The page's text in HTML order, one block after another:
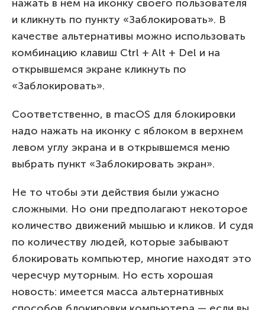
нажать в нем на иконку своего пользователя
и кликнуть по пункту «Заблокировать». В
качестве альтернативы можно использовать
комбинацию клавиш Ctrl + Alt + Del и на
открывшемся экране кликнуть по
«Заблокировать».
Соответственно, в macOS для блокировки
надо нажать на иконку с яблоком в верхнем
левом углу экрана и в открывшемся меню
выбрать пункт «Заблокировать экран».
Не то чтобы эти действия были ужасно
сложными. Но они предполагают некоторое
количество движений мышью и кликов. И судя
по количеству людей, которые забывают
блокировать компьютер, многие находят это
чересчур муторным. Но есть хорошая
новость: имеется масса альтернативных